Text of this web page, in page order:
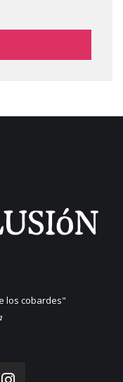
los cobardes"